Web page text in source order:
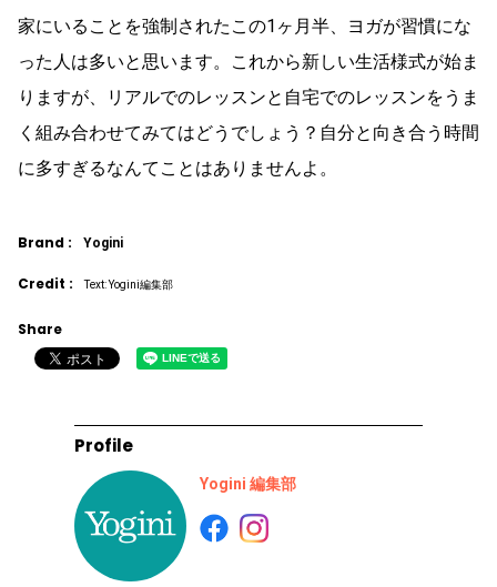
家にいることを強制されたこの1ヶ月半、ヨガが習慣にな
った人は多いと思います。これから新しい生活様式が始ま
りますが、リアルでのレッスンと自宅でのレッスンをうま
く組み合わせてみてはどうでしょう？自分と向き合う時間
に多すぎるなんてことはありませんよ。
Brand : Yogini
Credit : Text: Yogini編集部
Share
Profile
Yogini 編集部